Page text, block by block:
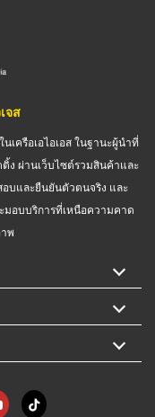
จส
เครือเอไอเอส ในฐานะผู้นำที่
ง ผ่านเว็บไซต์รวมสินค้าและ
อบและยืนยันตัวตนจริง และ
มอบบริการที่เหนือความคาด
พ